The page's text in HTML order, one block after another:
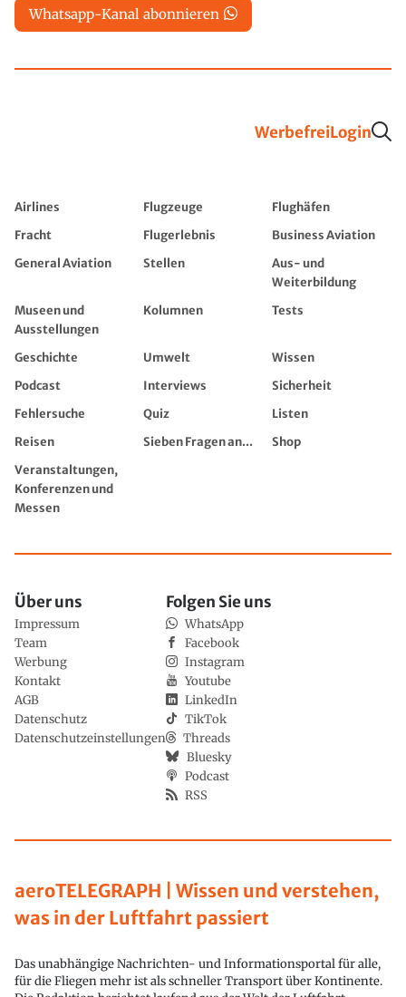
Whatsapp-Kanal abonnieren
WerbefreiLogin
Airlines Flugzeuge
Flughäfen
Fracht
Flugerlebnis
Business Aviation
General Aviation
Stellen
Aus- und
Weiterbildung
Museen und
Ausstellungen
Kolumnen Tests
Geschichte Umwelt
Wissen
Podcast
Interviews
Sicherheit
Fehlersuche
Quiz
Listen
Reisen
Sieben Fragen an...
Shop
Veranstaltungen,
Konferenzen und
Messen
aeroTELEGRAPH | Wissen und verstehen,
was in der Luftfahrt passiert
Das unabhängige Nachrichten- und Informationsportal für alle,
für die Fliegen mehr ist als schneller Transport über Kontinente.
Über uns
Impressum
Team
Werbung
Kontakt
AGB
Datenschutz
Datenschutzeinstellungen
Folgen Sie uns
WhatsApp
Facebook
Instagram
Youtube
LinkedIn
TikTok
Threads
Bluesky
Podcast
RSS